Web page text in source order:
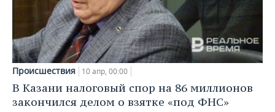
Происшествия 10 апр, 00:00
В Казани налоговый спор на 86 миллионов
закончился делом о взятке «под ФНС»